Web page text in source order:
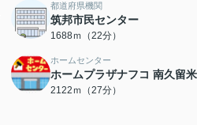
都道府県機関
筑邦市民センター
1688ｍ（22分）
ホームセンター
ホームプラザナフコ 南久留
2122ｍ（27分）